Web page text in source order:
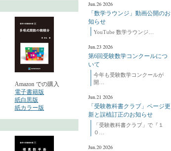
Amazon での購入
電子書籍版
紙白黒版
紙カラー版
Jun.26 2026
「数学ラウンジ」動画公開のお
知らせ
YouTube 数学ラウンジ…
Jun.23 2026
第6回受験数学コンクールにつ
いて
今年も受験数学コンクールが
開…
Jun.21 2026
「受験教科書クラブ」ページ更
新と誤植訂正のお知らせ
「受験教科書クラブ」で『１
０…
Jun.20 2026